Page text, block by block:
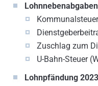
Zuschlag zum
U-Bahn-Steuer
Lohnpfändung